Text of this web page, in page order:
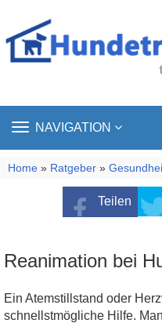
TOGGLE
NAVIGATION
Home » Ratgeber »
Teilen
Reanimation bei
Ein Atemstillstand oder
schnellstmögliche Hilfe.